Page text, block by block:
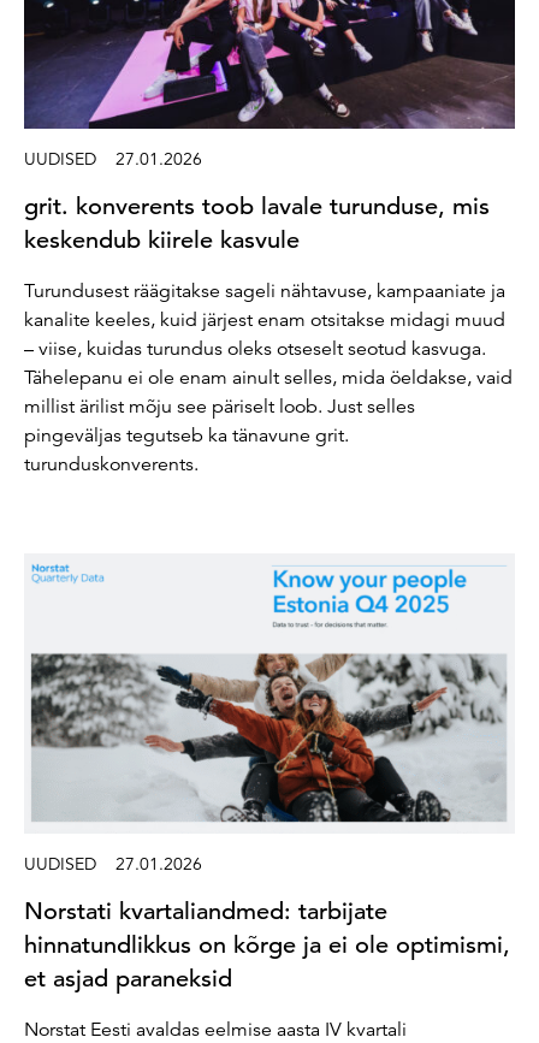
UUDISED 27.01.2026
grit. konverents toob lavale turunduse, mis
keskendub kiirele kasvule
Turundusest räägitakse sageli nähtavuse, kampaaniate ja
kanalite keeles, kuid järjest enam otsitakse midagi muud
– viise, kuidas turundus oleks otseselt seotud kasvuga.
Tähelepanu ei ole enam ainult selles, mida öeldakse, vaid
millist ärilist mõju see päriselt loob. Just selles
pingeväljas tegutseb ka tänavune grit.
turunduskonverents.
UUDISED 27.01.2026
Norstati kvartaliandmed: tarbijate
hinnatundlikkus on kõrge ja ei ole optimismi,
et asjad paraneksid
Norstat Eesti avaldas eelmise aasta IV kvartali